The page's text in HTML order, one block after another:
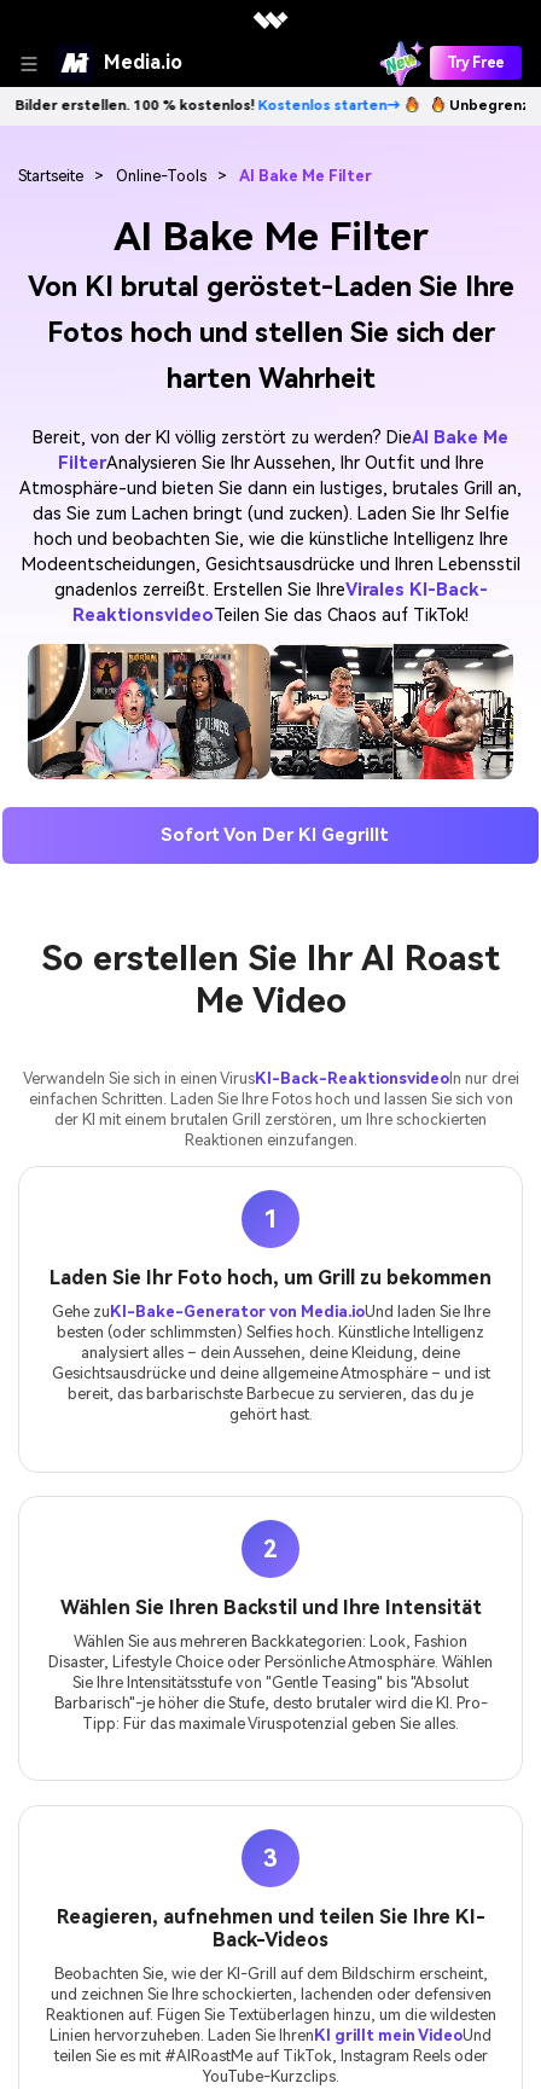
Media.io Try Free
% kostenlos! Kostenlos starten→ Unbegrenzt KI-Bilder erstellen.
Startseite > Online-Tools > AI Bake Me Filter
AI Bake Me Filter
Von KI brutal geröstet-Laden Sie Ihre
Fotos hoch und stellen Sie sich der
harten Wahrheit
Bereit, von der KI völlig zerstört zu werden? DieAI Bake Me
FilterAnalysieren Sie Ihr Aussehen, Ihr Outfit und Ihre
Atmosphäre-und bieten Sie dann ein lustiges, brutales Grill an,
das Sie zum Lachen bringt (und zucken). Laden Sie Ihr Selfie
hoch und beobachten Sie, wie die künstliche Intelligenz Ihre
Modeentscheidungen, Gesichtsausdrücke und Ihren Lebensstil
gnadenlos zerreißt. Erstellen Sie IhreVirales KI-Back-
ReaktionsvideoTeilen Sie das Chaos auf TikTok!
Sofort Von Der KI Gegrillt
So erstellen Sie Ihr AI Roast
Me Video
Verwandeln Sie sich in einen VirusKI-Back-ReaktionsvideoIn nur drei
einfachen Schritten. Laden Sie Ihre Fotos hoch und lassen Sie sich von
der KI mit einem brutalen Grill zerstören, um Ihre schockierten
Reaktionen einzufangen.
1
Laden Sie Ihr Foto hoch, um Grill zu bekommen
Gehe zu KI-Bake-Generator von Media.ioUnd laden Sie Ihre
besten (oder schlimmsten) Selfies hoch. Künstliche Intelligenz
analysiert alles – dein Aussehen, deine Kleidung, deine
Gesichtsausdrücke und deine allgemeine Atmosphäre – und ist
bereit, das barbarischste Barbecue zu servieren, das du je
gehört hast.
2
Wählen Sie Ihren Backstil und Ihre Intensität
Wählen Sie aus mehreren Backkategorien: Look, Fashion
Disaster, Lifestyle Choice oder Persönliche Atmosphäre. Wählen
Sie Ihre Intensitätsstufe von "Gentle Teasing" bis "Absolut
Barbarisch"-je höher die Stufe, desto brutaler wird die KI. Pro-
Tipp: Für das maximale Viruspotenzial geben Sie alles.
3
Reagieren, aufnehmen und teilen Sie Ihre KI-
Back-Videos
Beobachten Sie, wie der KI-Grill auf dem Bildschirm erscheint,
und zeichnen Sie Ihre schockierten, lachenden oder defensiven
Reaktionen auf. Fügen Sie Textüberlagen hinzu, um die wildesten
Linien hervorzuheben. Laden Sie Ihren KI grillt mein VideoUnd
teilen Sie es mit #AIRoastMe auf TikTok, Instagram Reels oder
YouTube-Kurzclips.